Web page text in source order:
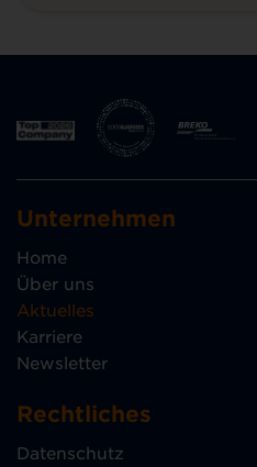
Unternehmen
Home
Über uns
Aktuelles
Karriere
Newsletter
Rechtliches
Datenschutz